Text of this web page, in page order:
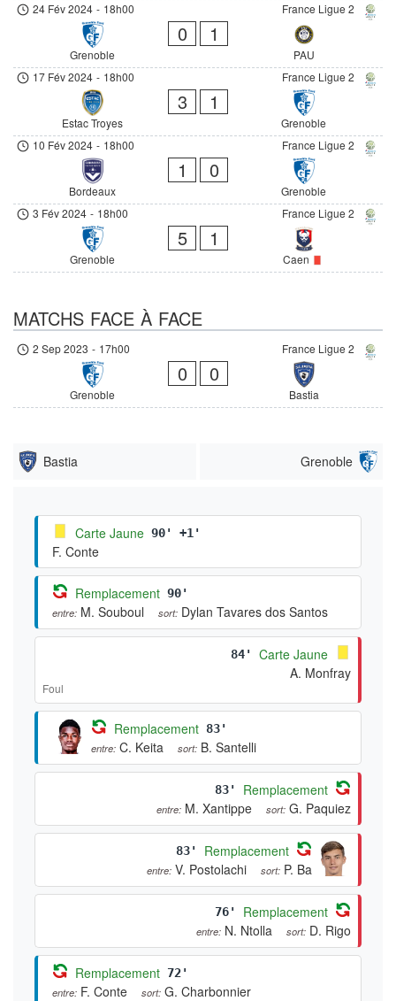
France Ligue 2
24 Fév 2024 - 18h00
Grenoble
0 1
PAU
France Ligue 2
17 Fév 2024 - 18h00
Estac Troyes
3 1
Grenoble
France Ligue 2
10 Fév 2024 - 18h00
Bordeaux
1 0
Grenoble
France Ligue 2
3 Fév 2024 - 18h00
Grenoble
5 1
Caen
MATCHS FACE À FACE
France Ligue 2
2 Sep 2023 - 17h00
Grenoble
0 0
Bastia
Bastia Grenoble
Carte Jaune 90' +1'
F. Conte
Remplacement 90'
entre: M. Souboul sort: Dylan Tavares dos Santos
84'
Carte Jaune
A. Monfray
Foul
Remplacement 83'
entre: C. Keita sort: B. Santelli
83' Remplacement
entre: M. Xantippe sort: G. Paquiez
83' Remplacement
entre: V. Postolachi sort: P. Ba
76' Remplacement
entre: N. Ntolla sort: D. Rigo
Remplacement 72'
entre: F. Conte sort: G. Charbonnier